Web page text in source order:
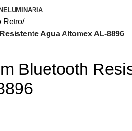
LUMINARIA
Retro
Agua Altomex AL-8896
Bluetooth